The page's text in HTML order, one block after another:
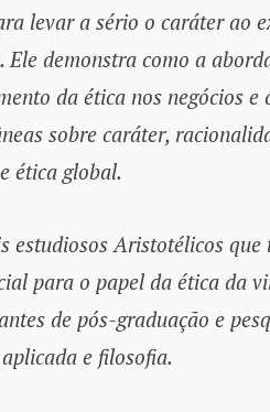
levar a sério o caráter ao
Ele demonstra como a
da ética nos negócios
sobre caráter,
ética global.
estudiosos Aristotélicos
para o papel da ética da
de pós-graduação e
e filosofia.